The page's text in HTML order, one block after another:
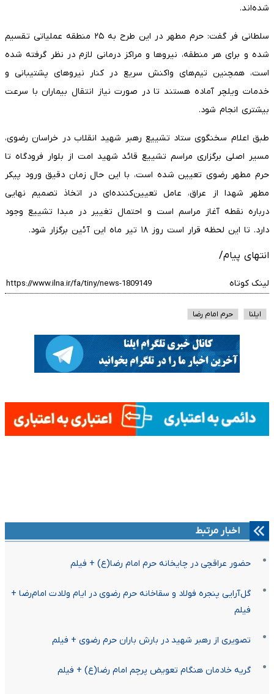
شده‌اند.
سلطانی فر گفت: حرم مطهر در این طرح به ۲۵ منطقه عملیاتی تقسیم
شده و برای هر منطقه، نیروها و مراکز درمانی لازم در نظر گرفته شده
است، همچنین تیم‌های واکنش سریع در کنار نیروهای پشتیبانی و
خدمات ویلچر آماده هستند تا در صورت نیاز انتقال بیماران با سرعت
بیشتری انجام شود.
طبق اعلام سخنگوی ستاد تشییع رهبر شهید انقلاب در خراسان رضوی،
مسیر اصلی برگزاری مراسم تشییع قائد شهید امت از بلوار فرودگاه تا
حرم مطهر رضوی تعیین شده است، با این حال زمان دقیق ورود پیکر
مطهر شهدا از عراق، عامل تعیین‌کننده‌ای در اتخاذ تصمیم نهایی
درباره نقطه آغاز مراسم است و احتمال تغییر در مبدا تشییع وجود
دارد. تا این لحظه قرار است روز ۱۸ تیر ماه این آئین برگزار شود.
انتهای پیام/
لینک کوتاه
ایلنا حرم امام رضا
اخبار مرتبط
حضور عراقچی در چایخانه حرم امام رضا(ع) + فیلم
گل‌آرایی پنجره فولاد و سقاخانه حرم رضوی در ایام ولادت امام‌رضا +
فیلم
تصویری از رهبر شهید در بارش باران حرم رضوی + فیلم
گریه خادمان هنگام تعویض پرچم امام رضا(ع) + فیلم